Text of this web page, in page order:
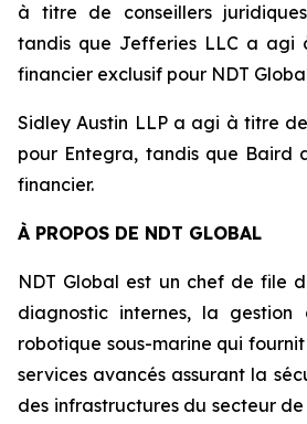
à titre de conseillers
tandis que Jefferies LLC a agi
financier exclusif pour NDT
Sidley Austin LLP a agi à titre
pour Entegra, tandis que Baird
financier.
À PROPOS DE NDT GLOBAL
NDT Global est un chef de file
diagnostic internes, la
robotique sous-marine qui
services avancés assurant la
des infrastructures du secteur de